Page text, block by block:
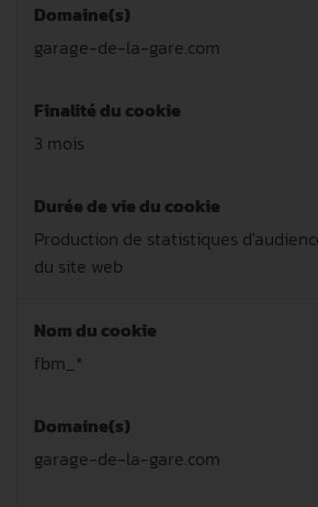
Domaine(s)
garage-de-la-gare.com
Finalité du cookie
3 mois
Durée de vie du cookie
Production de statistiques
du site web
Nom du cookie
fbm_*
Domaine(s)
garage-de-la-gare.com